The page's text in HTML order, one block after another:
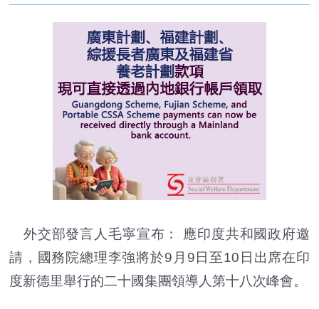
外交部發言人毛寧宣布： 應印度共和國政府邀
請，國務院總理李強將於9月9日至10日出席在印
度新德里舉行的二十國集團領導人第十八次峰會。